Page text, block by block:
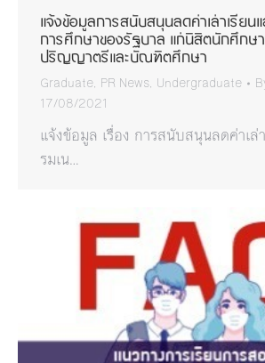
แจ้งข้อมูลการสนับสนุนลดค่าเล่าเรียน
การศึกษาของรัฐบาล แก่นิสิตนักศึกษา
ปริญญาตรีและบัณฑิตศึกษา
Graduate, PR News, Undergraduate
17/08/2021
แจ้งข้อมูล เรื่อง การสนับสนุนลดค่าเล่
รมเน…